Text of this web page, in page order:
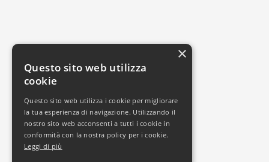
×
Questo sito web utilizza
cookie
Questo sito web utilizza i cookie per migliorare
la tua esperienza di navigazione. Utilizzando il
nostro sito web acconsenti a tutti i cookie in
conformità con la nostra policy per i cookie.
Leggi di più